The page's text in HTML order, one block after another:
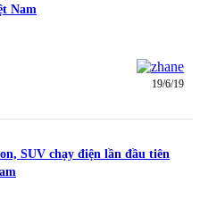
Nam
19/6/19
SUV chạy điện lần đầu tiên